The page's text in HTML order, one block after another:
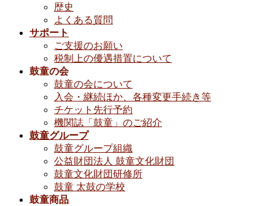
歴史
よくある質問
サポート
ご支援のお願い
税制上の優遇措置について
鼓童の会
鼓童の会について
入会・継続ほか、各種変更手続き等
チケット先行予約
機関誌「鼓童」のご紹介
鼓童グループ
鼓童グループ組織
公益財団法人 鼓童文化財団
鼓童文化財団研修所
鼓童 太鼓の学校
鼓童商品